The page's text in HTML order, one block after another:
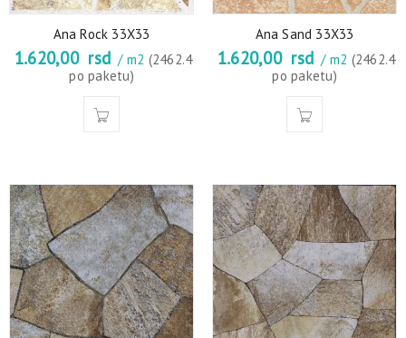
Ana Rock 33X33
1.620,00 rsd / m2 (2462.4
po paketu)
Ana Sand 33X33
1.620,00 rsd / m2 (2462.4
po paketu)